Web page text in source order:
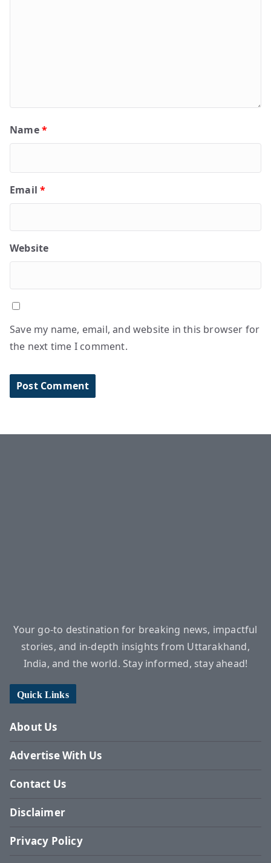
Name*
Email*
Website
Save my name, email, and website in this browser for
the next time I comment.
Your go-to destination for breaking news, impactful
stories, and in-depth insights from Uttarakhand,
India, and the world. Stay informed, stay ahead!
Quick Links
About Us
Advertise With Us
Contact Us
Disclaimer
Privacy Policy